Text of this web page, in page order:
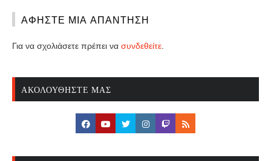
ΑΦΉΣΤΕ ΜΙΑ ΑΠΆΝΤΗΣΗ
Για να σχολιάσετε πρέπει να συνδεθείτε
ΑΚΟΛΟΥΘΉΣΤΕ ΜΑΣ